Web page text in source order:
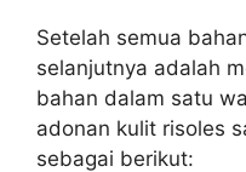
Setelah semua
selanjutnya adalah
bahan dalam satu
adonan kulit risoles
sebagai berikut: